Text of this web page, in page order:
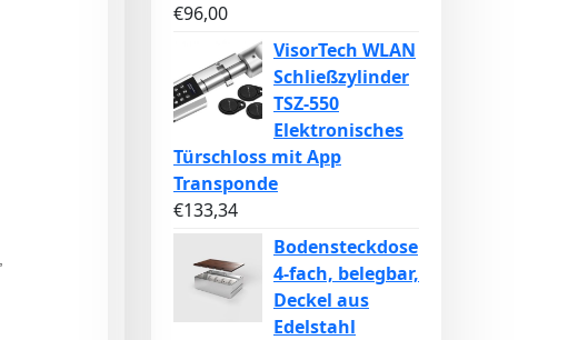
€96,00
VisorTech WLAN
Schließzylinder
TSZ-550
Elektronisches
Türschloss mit App
Transponde
€133,34
Bodensteckdose
4-fach, belegbar,
Deckel aus
Edelstahl